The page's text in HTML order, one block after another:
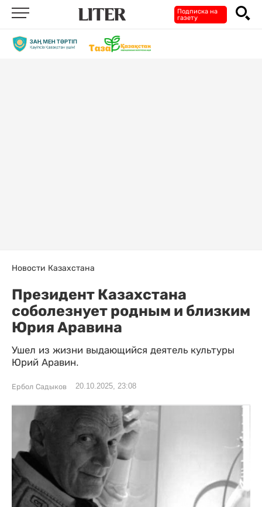
Подписка на
газету
Новости Казахстана
Президент Казахстана
соболезнует родным и близким
Юрия Аравина
Ушел из жизни выдающийся деятель культуры
Юрий Аравин.
Ербол Садыков 20.10.2025, 23:08